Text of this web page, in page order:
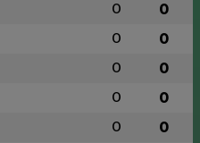
0 0
0 0
0 0
0 0
0 0